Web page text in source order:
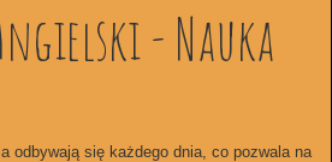
- Nauka
odbywają się każdego dnia, co pozwala na